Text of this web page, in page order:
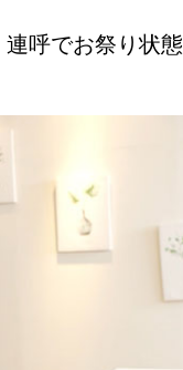
連呼でお祭り